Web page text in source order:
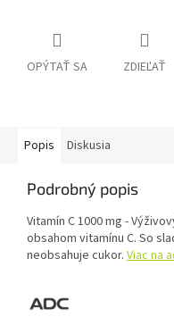
OPÝTAŤ SA ZDIEĽAŤ
Popis Diskusia
Podrobný popis
Vitamín C 1000 mg -
obsahom vitamínu C. So
neobsahuje cukor. Viac na